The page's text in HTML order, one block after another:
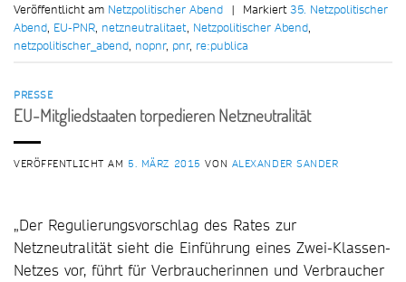
Veröffentlicht am Netzpolitischer Abend | Markiert35. Netzpolitischer
Abend, EU-PNR, netzneutralitaet, Netzpolitischer Abend,
netzpolitischer_abend, nopnr, pnr, re:publica
PRESSE
EU-Mitgliedstaaten torpedieren Netzneutralität
VERÖFFENTLICHT AM5. MÄRZ 2015 VON ALEXANDER SANDER
„Der Regulierungsvorschlag des Rates zur
Netzneutralität sieht die Einführung eines Zwei-Klassen-
Netzes vor, führt für Verbraucherinnen und Verbraucher